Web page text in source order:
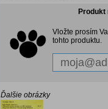
Produkt
Vložte prosím
tohto produktu.
Ďalšie obrázky